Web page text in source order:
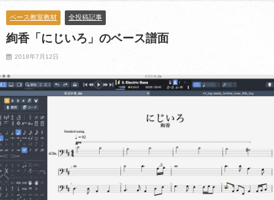
ベース教室教材 全投稿記事
絢香「にじいろ」のベース譜面
2018年7月12日